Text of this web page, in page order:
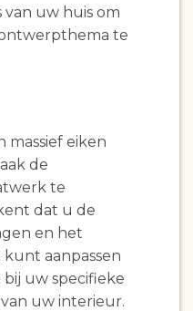
uw huis om
te
massief eiken
de
te
dat u de
en het
aanpassen
uw specifieke
uw interieur.